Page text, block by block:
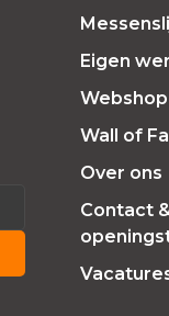
Eigen
Webshop
Wall of
Over ons
Contact